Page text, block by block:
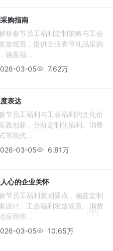
购指南
析春节员工福利定制策略与工会
放规范，提供企业春节礼品采购
涵盖福...
03-05
7.62万
表达
节员工福利与工会福利的文化价
践创新，分析定制化福利、消费
等现代...
03-05
6.81万
心的企业关怀
节员工福利策划要点，涵盖定制
设计、工会福利发放规范、消费
应用等...
03-05
10.65万